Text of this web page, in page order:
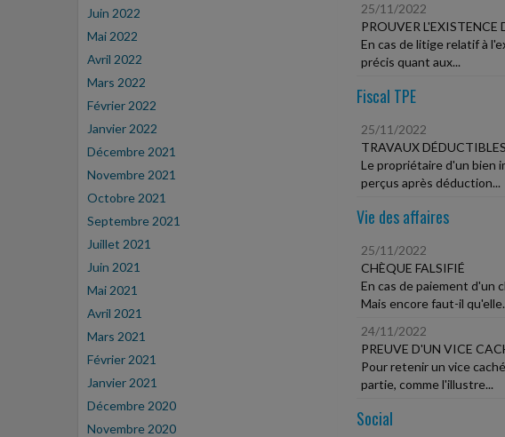
Juin 2022
Mai 2022
Avril 2022
Mars 2022
Février 2022
Janvier 2022
Décembre 2021
Novembre 2021
Octobre 2021
Septembre 2021
Juillet 2021
Juin 2021
Mai 2021
Avril 2021
Mars 2021
Février 2021
Janvier 2021
Décembre 2020
Novembre 2020
25/11/2022
PROUVER L'EXISTENCE
En cas de litige relatif à
précis quant aux...
Fiscal TPE
25/11/2022
TRAVAUX
Le propriétaire d'un bien
perçus après déduction...
Vie des affaires
25/11/2022
CHÈQUE FALSIFIÉ
En cas de paiement d'un
Mais encore faut-il
24/11/2022
PREUVE D'UN VICE
Pour retenir un vice
partie, comme l'illustre...
Social